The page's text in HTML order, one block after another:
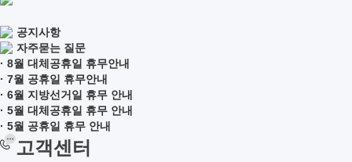
공지사항
자주묻는 질문
· 8월 대체공휴일 휴무안내
· 7월 공휴일 휴무안내
· 6월 지방선거일 휴무 안내
· 5월 대체공휴일 휴무 안내
· 5월 공휴일 휴무 안내
고객센터